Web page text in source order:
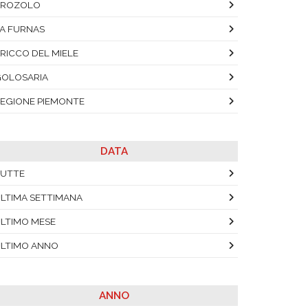
FURNAS
DEL MIELE
PIEMONTE
DATA
SETTIMANA
MESE
ANNO
ANNO